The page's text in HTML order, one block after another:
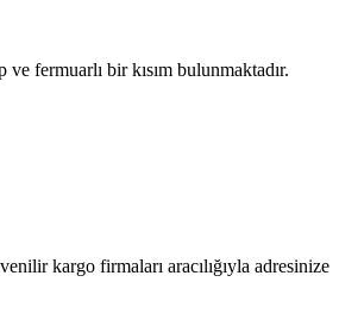
fermuarlı bir kısım bulunmaktadır.
kargo firmaları aracılığıyla adresinize